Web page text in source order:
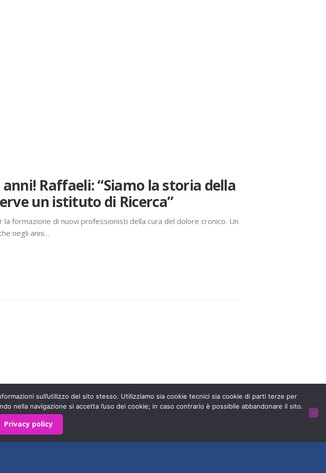
Raffaeli: “Siamo la storia della
un istituto di Ricerca”
formazione di nuovi professionisti della cura del dolore cronico. Un
negli anni…
Archimede - A.S.I.
sull’utilizzo del sito stesso. Utilizziamo sia cookie tecnici sia cookie di parti terze per
nella navigazione si accetta l’uso dei cookie; in caso contrario è possibile abbandonare il sito.
Privacy policy